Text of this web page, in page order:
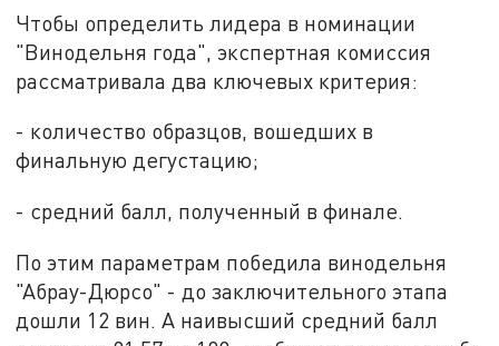
Чтобы определить лидера в номинации
"Винодельня года", экспертная комиссия
рассматривала два ключевых критерия:
- количество образцов, вошедших в
финальную дегустацию;
- средний балл, полученный в финале.
По этим параметрам победила винодельня
"Абрау-Дюрсо" - до заключительного этапа
дошли 12 вин. А наивысший средний балл